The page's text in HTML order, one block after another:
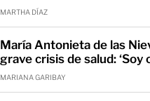
MARTHA DÍAZ
María Antonieta de las
grave crisis de salud: ‘Soy
MARIANA GARIBAY